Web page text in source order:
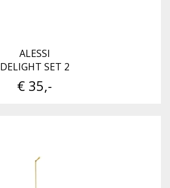
ALESSI
DELIGHT SET 2
€ 35,-